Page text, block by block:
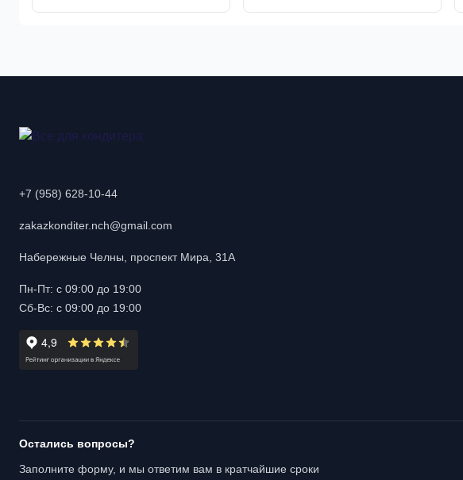
+7 (958) 628-10-44
zakazkonditer.nch@gmail.com
Набережные Челны, проспект Мира, 31А
Пн-Пт: с 09:00 до 19:00
Сб-Вс: с 09:00 до 19:00
Остались вопросы?
Заполните форму, и мы ответим вам в кратчайшие сроки